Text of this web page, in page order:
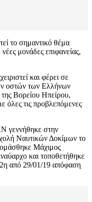
το σημαντικό θέμα
μονάδες επιφανείας,
και φέρει σε
οστών των Ελλήνων
Βορείου Ηπείρου,
όλες τις προβλεπόμενες
γεννήθηκε στην
Ναυτικών Δοκίμων το
Μάχιμος
και τοποθετήθηκε
από 29/01/19 απόφαση